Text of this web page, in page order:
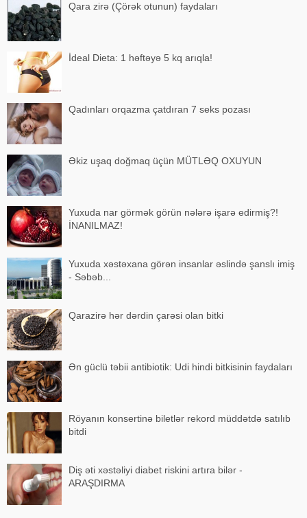
Qara zirə (Çörək otunun) faydaları
İdeal Dieta: 1 həftəyə 5 kq arıqla!
Qadınları orqazma çatdıran 7 seks pozası
Əkiz uşaq doğmaq üçün MÜTLƏQ OXUYUN
Yuxuda nar görmək görün nələrə işarə edirmiş?!
İNANILMAZ!
Yuxuda xəstəxana görən insanlar əslində şanslı imiş
- Səbəb...
Qarazirə hər dərdin çarəsi olan bitki
Ən güclü təbii antibiotik: Udi hindi bitkisinin faydaları
Röyanın konsertinə biletlər rekord müddətdə satılıb
bitdi
Diş əti xəstəliyi diabet riskini artıra bilər -
ARAŞDIRMA